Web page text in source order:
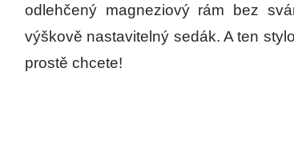
odlehčený magneziový rám bez
výškově nastavitelný sedák. A ten
prostě chcete!